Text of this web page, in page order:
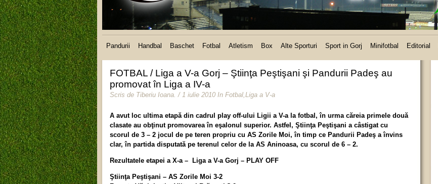
Pandurii Handbal Baschet Fotbal Atletism Box Alte Sporturi Sport in Gorj Minifotbal Editorial
FOTBAL / Liga a V-a Gorj – Ştiinţa Peştişani şi Pandurii Padeş au
promovat în Liga a IV-a
Scris de Tiberiu Ioana. / 1 iulie 2010 In Fotbal,Liga a V-a
A avut loc ultima etapă din cadrul play off-ului Ligii a V-a la fotbal, în urma căreia primele două
clasate au obţinut promovarea în eşalonul superior. Astfel, Ştiinţa Peştişani a câstigat cu
scorul de 3 – 2 jocul de pe teren propriu cu AS Zorile Moi, în timp ce Pandurii Padeş a învins
clar, în partida disputată pe terenul celor de la AS Aninoasa, cu scorul de 6 – 2.
Rezultatele etapei a X-a – Liga a V-a Gorj – PLAY OFF
Ştiinţa Peştişani – AS Zorile Moi 3-2